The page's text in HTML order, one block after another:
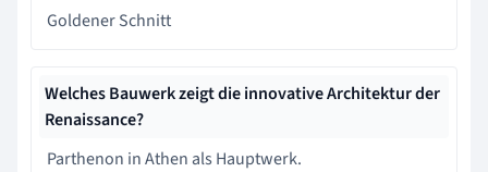
Goldener Schnitt
Welches Bauwerk zeigt die innovative Architektur der
Renaissance?
Parthenon in Athen als Hauptwerk.